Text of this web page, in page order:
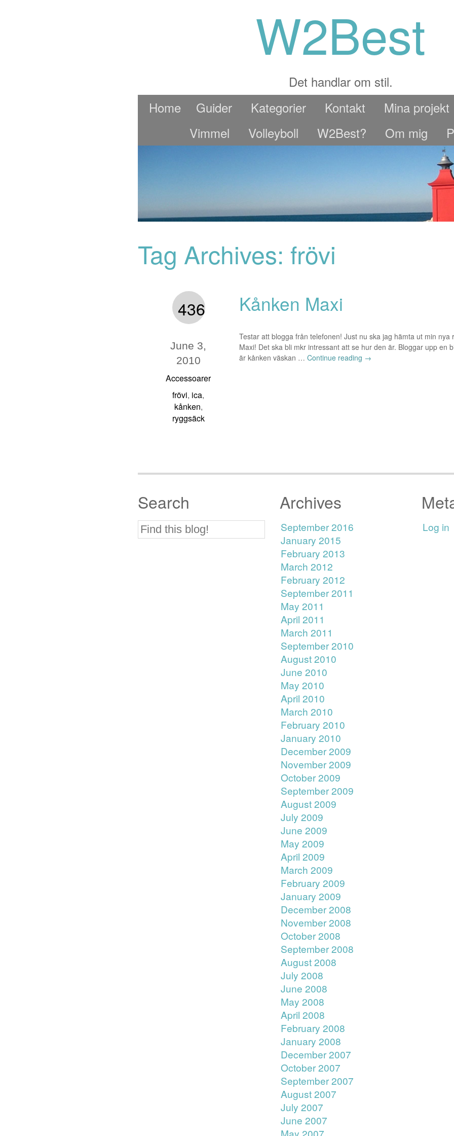
W2Best
Det handlar om stil.
Home
Guider Kategorier Kontakt
Mina projekt
Vimmel
Volleyboll W2Best? Om mig
Tag Archives: frövi
Kånken Maxi
Testar att blogga från telefonen! Just nu ska jag hämta ut min nya
Maxi! Det ska bli mkr intressant att se hur den är. Bloggar upp en
är kånken väskan … Continue reading →
436
June 3,
2010
Accessoarer
frövi, ica,
kånken,
ryggsäck
Search Archives
September 2016
January 2015
February 2013
March 2012
February 2012
September 2011
May 2011
April 2011
March 2011
September 2010
August 2010
June 2010
May 2010
April 2010
March 2010
February 2010
January 2010
December 2009
November 2009
October 2009
September 2009
August 2009
July 2009
June 2009
May 2009
April 2009
March 2009
February 2009
January 2009
December 2008
November 2008
October 2008
September 2008
August 2008
July 2008
June 2008
May 2008
April 2008
February 2008
January 2008
December 2007
October 2007
September 2007
August 2007
July 2007
June 2007
May 2007
Log in